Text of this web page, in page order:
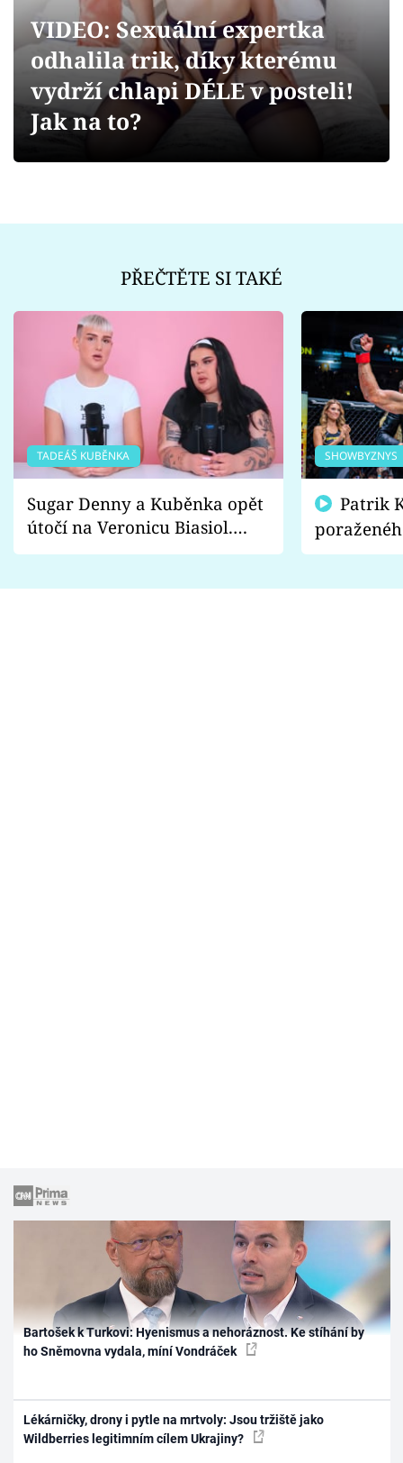
Videa
Sledujte prima+
VIDEO: Sexuální expertka
odhalila trik, díky kterému
vydrží chlapi DÉLE v posteli!
Jak na to?
PŘEČTĚTE SI TAKÉ
TADEÁŠ KUBĚNKA
Sugar Denny a Kuběnka opět
útočí na Veronicu Biasiol.
Proč je podle nich falešná a
SHOWBYZNYS
fanoušci
Bartošek k Turkovi: Hyenismus a nehoráznost. Ke stíhání by
ho Sněmovna vydala, míní Vondráček
Lékárničky, drony i pytle na mrtvoly: Jsou tržiště jako
Wildberries legitimním cílem Ukrajiny?